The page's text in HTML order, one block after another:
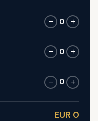
− 0 +
− 0 +
− 0 +
EUR 0